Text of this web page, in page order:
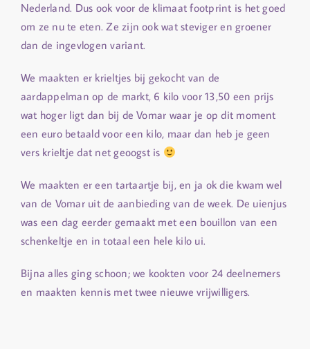
Nederland. Dus ook voor de klimaat footprint is het goed
om ze nu te eten. Ze zijn ook wat steviger en groener
dan de ingevlogen variant.
We maakten er krieltjes bij gekocht van de
aardappelman op de markt, 6 kilo voor 13,50 een prijs
wat hoger ligt dan bij de Vomar waar je op dit moment
een euro betaald voor een kilo, maar dan heb je geen
vers krieltje dat net geoogst is
We maakten er een tartaartje bij, en ja ok die kwam wel
van de Vomar uit de aanbieding van de week. De uienjus
was een dag eerder gemaakt met een bouillon van een
schenkeltje en in totaal een hele kilo ui.
Bijna alles ging schoon; we kookten voor 24 deelnemers
en maakten kennis met twee nieuwe vrijwilligers.